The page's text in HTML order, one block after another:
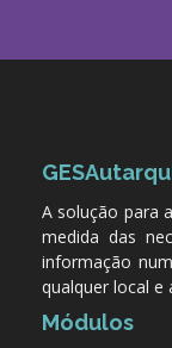
A solução para
medida das
informação
qualquer local e
Módulos